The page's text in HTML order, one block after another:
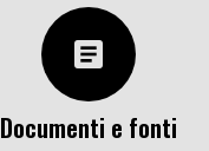
article
Documenti e fonti